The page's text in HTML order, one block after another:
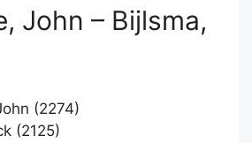
John – Bijlsma,
(2274)
(2125)